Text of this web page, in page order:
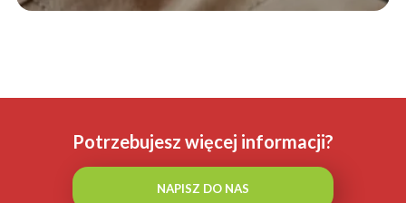
Potrzebujesz więcej informacji?
NAPISZ DO NAS